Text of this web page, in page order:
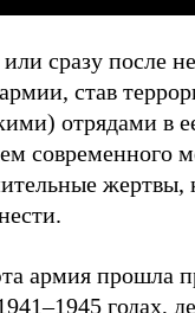
сразу после
став
отрядами в
современного
армия прошла
годах,